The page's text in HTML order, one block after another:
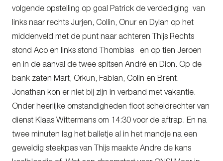
volgende opstelling op goal Patrick de verdediging van
links naar rechts Jurjen, Collin, Onur en Dylan op het
middenveld met de punt naar achteren Thijs Rechts
stond Aco en links stond Thombias en op tien Jeroen
en in de aanval de twee spitsen André en Dion. Op de
bank zaten Mart, Orkun, Fabian, Colin en Brent.
Jonathan kon er niet bij zijn in verband met vakantie.
Onder heerlijke omstandigheden floot scheidrechter van
dienst Klaas Wittermans om 14:30 voor de aftrap. En na
twee minuten lag het balletje al in het mandje na een
geweldig steekpas van Thijs maakte Andre de kans